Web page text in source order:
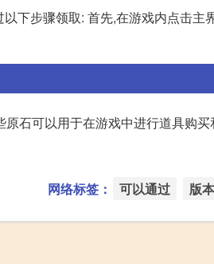
下步骤领取: 首先,在游戏内点击
石可以用于在游戏中进行道具购
网络标签： 可以通过 版本